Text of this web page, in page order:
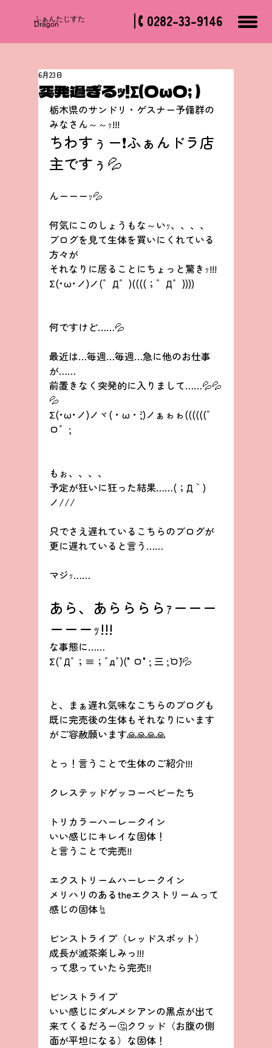
​ふぁんたじすた
Dragon 0282-33-9146
突発過ぎるｯ!∑(OωO; )
6月23日
栃木県のサンドリ・ゲスナー予備群の
みなさん～～ｯ!!!
ちわすぅー❗ふぁんドラ店
主ですぅ💦
んーーーｯ💦
何気にこのしょうもな～いｯ、、、、
ブログを見て生体を買いにくれている
方々が
それなりに居ることにちょっと驚きｯ!!!
Σ(･ω･ノ)ノ(゜Д゜)((((；゜Д゜))))
何ですけど……💦
最近は…毎週…毎週…急に他のお仕事
が……
前置きなく突発的に入りまして……💦💦
💦
Σ(･ω･ノ)ノヾ(・ω・`;)ノぁゎゎ((((((゜
ロ゜;
もぉ、、、、
予定が狂いに狂った結果……(；´Д｀)
ノ///
只でさえ遅れているこちらのブログが
更に遅れていると言う……
マジｯ……
あら、あららららｧーーー
ーーーｯ!!!
な事態に……
Σ(ﾟДﾟ；≡；ﾟдﾟ)(°ロ°; 三 ;`ロ´)💦
と、まぁ遅れ気味なこちらのブログも
既に完売後の生体もそれなりにいます
がご容赦願います🙏🙏🙏🙏
とっ！言うことで生体のご紹介!!!
クレステッドゲッコーベビーたち
トリカラーハーレークイン
いい感じにキレイな固体！
と言うことで完売!!
エクストリームハーレークイン
メリハリのあるtheエクストリームって
感じの固体☝
ピンストライプ（レッドスポット）
成長が滅茶楽しみっ!!!
って思っていたら完売!!
ピンストライプ
いい感じにダルメシアンの黒点が出て
来てくるだろー🤔クワッド（お腹の側
面が平坦になる）な固体！